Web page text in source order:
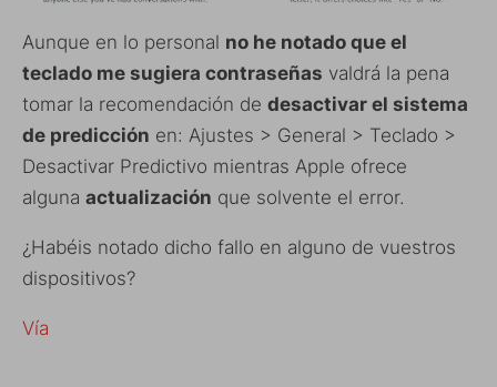
Aunque en lo personal no he notado que el
teclado me sugiera contraseñas valdrá la pena
tomar la recomendación de desactivar el sistema
de predicción en: Ajustes > General > Teclado >
Desactivar Predictivo mientras Apple ofrece
alguna actualización que solvente el error.
¿Habéis notado dicho fallo en alguno de vuestros
dispositivos?
Vía